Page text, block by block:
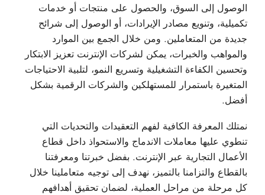
الوصول إلى السوق، والحصول على منتجات أو خدمات
تكميلية، وتنويع مصادر الإيرادات، أو الوصول إلى شرائح
جديدة من المتعاملين. ومن خلال الجمع بين الموارد
والمواهب والخبرات، يمكن لشركات الإنترنت تعزيز الابتكار
وتحسين الكفاءة التشغيلية وتسريع النمو، لتلبية الاحتياجات
المتغيرة باستمرار للمستهلكين والشركات الرقمية بشكل
أفضل.
نمتلك المعرفة الكافية لفهم التعقيدات والتحديات التي
تنطوي عليها معاملات الاندماج والاستحواذ داخل قطاع
الأعمال التجارية عبر الإنترنت. بفضل خبرتنا ومعرفتنا
بالقطاع والتزامنا بالتميز، نهدف إلى توجيه متعاملينا خلال
كل مرحلة من مراحل العملية، لضمان تحقيق أهدافهم